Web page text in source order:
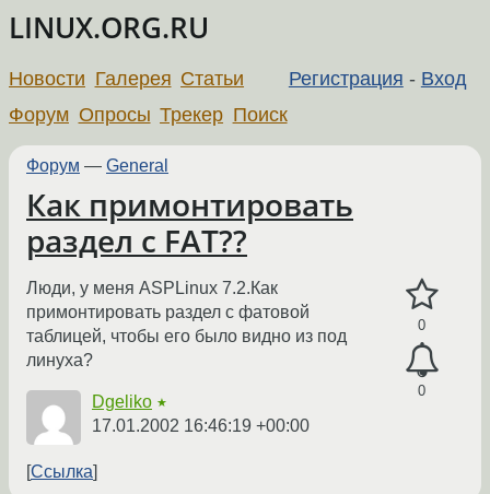
LINUX.ORG.RU
Регистрация - Вход
Новости Галерея Статьи
Форум Опросы Трекер Поиск
Форум — General
Как примонтировать
раздел с FAT??
0
0
Люди, у меня ASPLinux 7.2.Как
примонтировать раздел с фатовой
таблицей, чтобы его было видно из под
линуха?
Dgeliko ★
17.01.2002 16:46:19 +00:00
Ссылка